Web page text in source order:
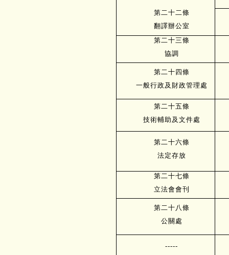
第二十二條
翻譯辦公室
第二十三條
協調
第二十四條
一般行政及財政管理處
第二十五條
技術輔助及文件處
第二十六條
法定存放
第二十七條
立法會會刊
第二十八條
公關處
-----